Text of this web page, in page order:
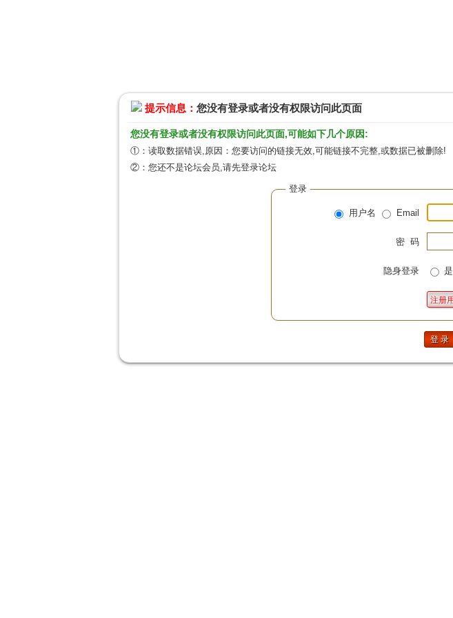
提示信息： 您没有登录或者没有权限访问此页面
您没有登录或者没有权限访问此页面,可能如下几个原因:
①：读取数据错误,原因：您要访问的链接无效,可能链接不完整,或数据已被删除!
②：您还不是论坛会员,请先登录论坛
登录
用户名 Email
密 码
隐身登录 是